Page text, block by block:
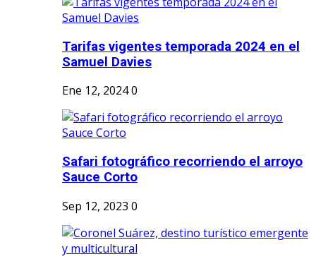
Tarifas vigentes temporada 2024 en el
Samuel Davies
Ene 12, 20240
Safari fotográfico recorriendo el arroyo
Sauce Corto
Sep 12, 2023 0